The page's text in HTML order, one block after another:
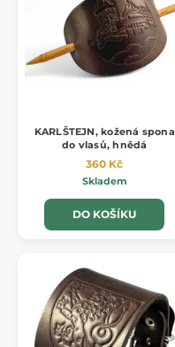
KARLŠTEJN, kožená spona
do vlasů, hnědá
360 Kč
Skladem
DO KOŠÍKU